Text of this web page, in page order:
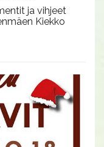
ja vihjeet
Kiekko